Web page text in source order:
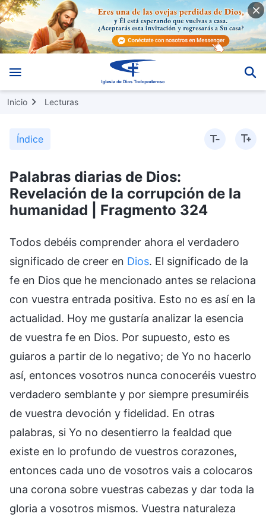
Inicio Lecturas
Índice
Palabras diarias de Dios:
Revelación de la corrupción de la
humanidad | Fragmento 324
Todos debéis comprender ahora el verdadero
significado de creer en Dios. El significado de la
fe en Dios que he mencionado antes se relaciona
con vuestra entrada positiva. Esto no es así en la
actualidad. Hoy me gustaría analizar la esencia
de vuestra fe en Dios. Por supuesto, esto es
guiaros a partir de lo negativo; de Yo no hacerlo
así, entonces vosotros nunca conoceréis vuestro
verdadero semblante y por siempre presumiréis
de vuestra devoción y fidelidad. En otras
palabras, si Yo no desentierro la fealdad que
existe en lo profundo de vuestros corazones,
entonces cada uno de vosotros vais a colocaros
una corona sobre vuestras cabezas y dar toda la
gloria a vosotros mismos. Vuestra naturaleza